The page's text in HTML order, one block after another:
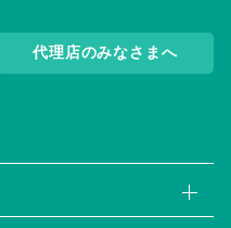
代理店のみなさまへ